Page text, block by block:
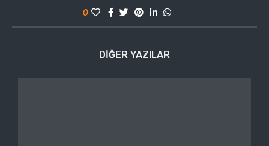
0
DIĞER YAZILAR